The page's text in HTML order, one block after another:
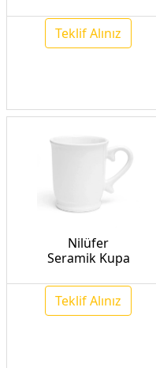
Teklif Alınız
Nilüfer
Seramik Kupa
Teklif Alınız